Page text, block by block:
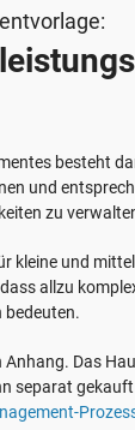
besteht
und
zu
kleine und
allzu
bedeuten.
Anhang. Das
separat gekauft